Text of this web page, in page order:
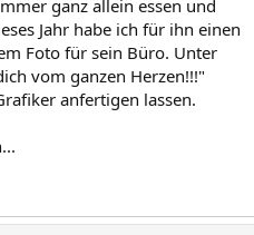
ganz allein essen und
Jahr habe ich für ihn einen
Foto für sein Büro. Unter
vom ganzen Herzen!!!"
anfertigen lassen.